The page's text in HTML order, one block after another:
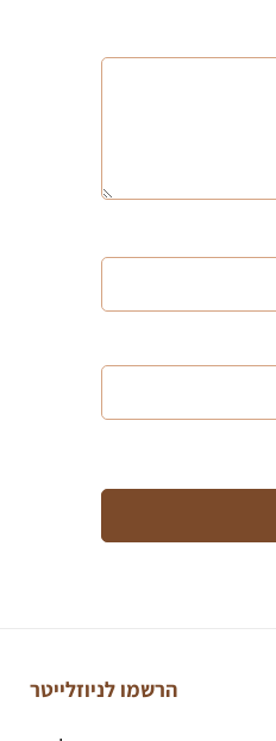
הרשמו לניוזלייטר